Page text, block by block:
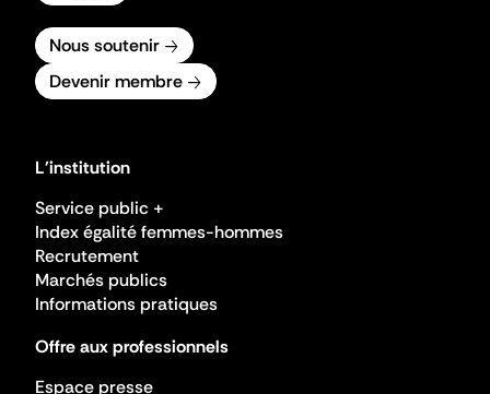
Nous soutenir
Devenir membre
L'institution
Service public +
Index égalité femmes-hommes
Recrutement
Marchés publics
Informations pratiques
Offre aux professionnels
Espace presse